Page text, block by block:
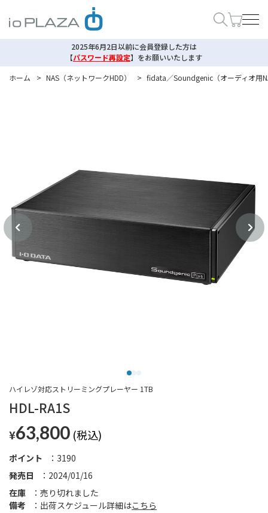
2025年6月2日以前に会員登録した方は
【パスワード再設定】 をお願いいたします
ホーム
> NAS（ネットワークHDD） > fidata／Soundgenic（オーディオ用
HDL-RA1S
ハイレゾ対応ストリーミングプレーヤー 1TB
¥63,800
発売日 2024/01/16
ポイント 3190
在庫
売り切れました
備考
出荷スケジュール詳細はこちら